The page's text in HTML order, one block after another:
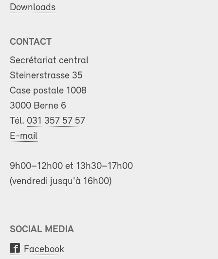
Downloads
CONTACT
Secrétariat central
Steinerstrasse 35
Case postale 1008
3000 Berne 6
Tél. 031 357 57 57
E-mail
9h00–12h00 et 13h30–17h00
(vendredi jusqu'à 16h00)
SOCIAL MEDIA
Facebook